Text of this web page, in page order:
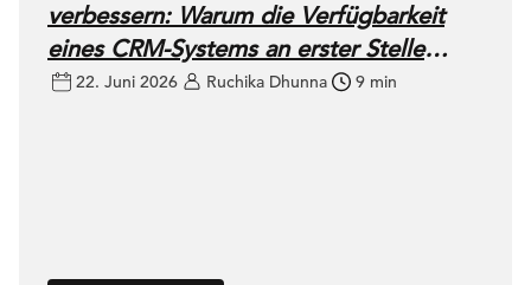
verbessern: Warum die Verfügbarkeit
eines CRM-Systems an erster Stelle
steht22. Juni 2026 Ruchika Dhunna 9 min